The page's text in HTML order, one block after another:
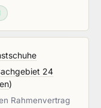
24
)
Rahmenvertrag